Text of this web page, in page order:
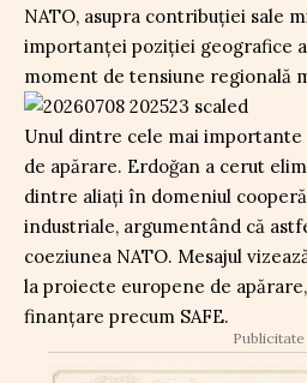
NATO, asupra contribuției sale
importanței poziției geografice
moment de tensiune regională
Unul dintre cele mai importante
de apărare. Erdoğan a cerut
dintre aliați în domeniul
industriale, argumentând că
coeziunea NATO. Mesajul
la proiecte europene de
finanțare precum SAFE.
Publicitate